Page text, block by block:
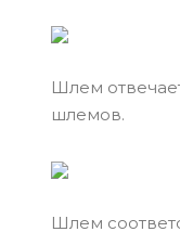
Шлем
шлемов.
Шлем